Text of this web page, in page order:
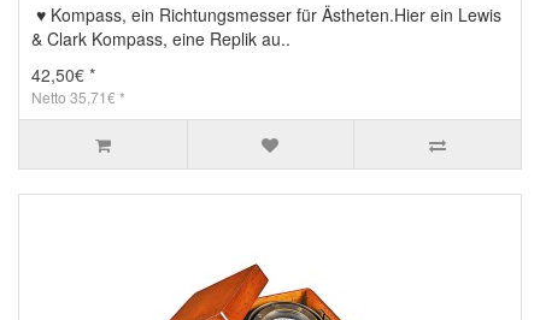
♥ Kompass, ein Richtungsmesser für Ästheten.Hier ein Lewis
& Clark Kompass, eine Replik au..
42,50€ *
Netto 35,71€ *